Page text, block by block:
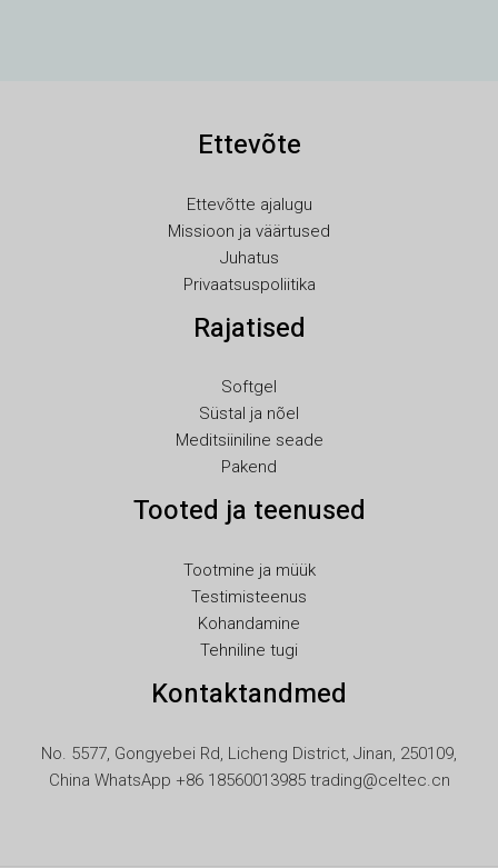
Ettevõte
Ettevõtte ajalugu
Missioon ja väärtused
Juhatus
Privaatsuspoliitika
Rajatised
Softgel
Süstal ja nõel
Meditsiiniline seade
Pakend
Tooted ja teenused
Tootmine ja müük
Testimisteenus
Kohandamine
Tehniline tugi
Kontaktandmed
No. 5577, Gongyebei Rd, Licheng District, Jinan, 250109,
China WhatsApp +86 18560013985 trading@celtec.cn
DE